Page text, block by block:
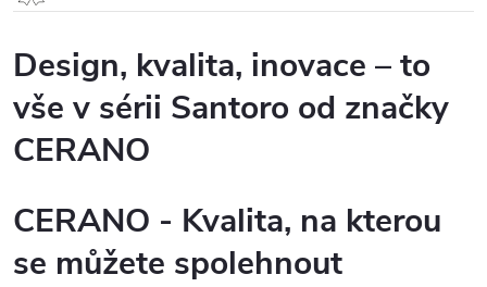
Design, kvalita, inovace – to
vše v sérii Santoro od značky
CERANO
CERANO - Kvalita, na kterou
se můžete spolehnout